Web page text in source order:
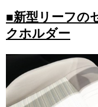
■新型リーフの
クホルダー